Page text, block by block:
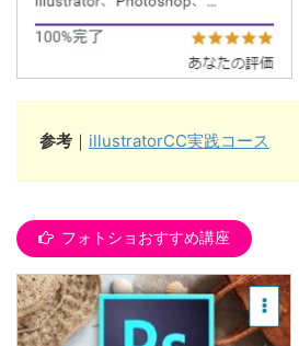
参考 ｜ illustratorCC実践コース
フォトショおすすめ講座